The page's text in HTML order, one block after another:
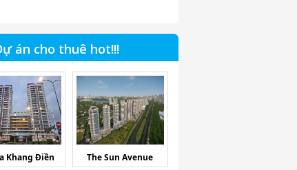
án cho thuê hot!!!
Khang Điền The Sun Avenue